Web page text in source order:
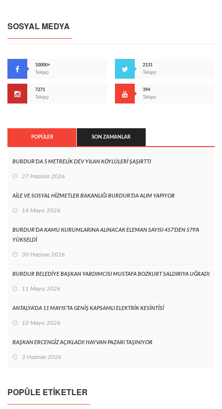
SOSYAL MEDYA
10000+
Takipçi
2131
Takipçi
7271
Takipçi
394
Takipçi
POPÜLER SON ZAMANLAR
BURDUR’DA 5 METRELİK DEV YILAN KÖYLÜLERİ ŞAŞIRTTI
27 Haziran 2026
AİLE VE SOSYAL HİZMETLER BAKANLIĞI BURDUR’DA ALIM YAPIYOR
14 Mayıs 2026
BURDUR’DA KAMU KURUMLARINA ALINACAK ELEMAN SAYISI 457’DEN 579’A
YÜKSELDİ
30 Haziran 2026
BURDUR BELEDİYE BAŞKAN YARDIMCISI MUSTAFA BOZKURT SALDIRIYA UĞRADI
11 Mayıs 2026
ANTALYA’DA 11 MAYIS’TA GENİŞ KAPSAMLI ELEKTRİK KESİNTİSİ
10 Mayıs 2026
BAŞKAN ERCENGİZ AÇIKLADI! HAYVAN PAZARI TAŞINIYOR
3 Haziran 2026
POPÜLE ETIKETLER